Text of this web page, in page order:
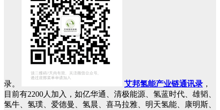
录。 艾邦氢能产业链通讯录 ，
目前有2200人加入，如亿华通、清极能源、氢蓝时代、雄韬、
氢牛、氢璞、爱德曼、氢晨、喜马拉雅、明天氢能、康明斯、